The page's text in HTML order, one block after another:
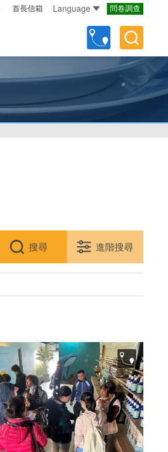
首長信箱 Language 問卷調查
搜尋 進階搜尋